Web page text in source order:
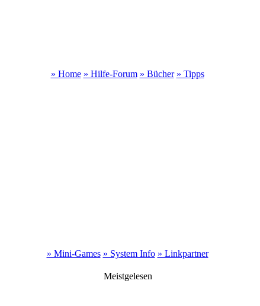
» Home » Hilfe-Forum » Bücher » Tipps
» Mini-Games » System Info » Linkpartner
Meistgelesen